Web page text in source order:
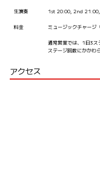
生演奏 1st 20:00, 2nd
料金 ミュージックチャージ
通常営業では、1日3ス
ステージ回数にかかわ
アクセス